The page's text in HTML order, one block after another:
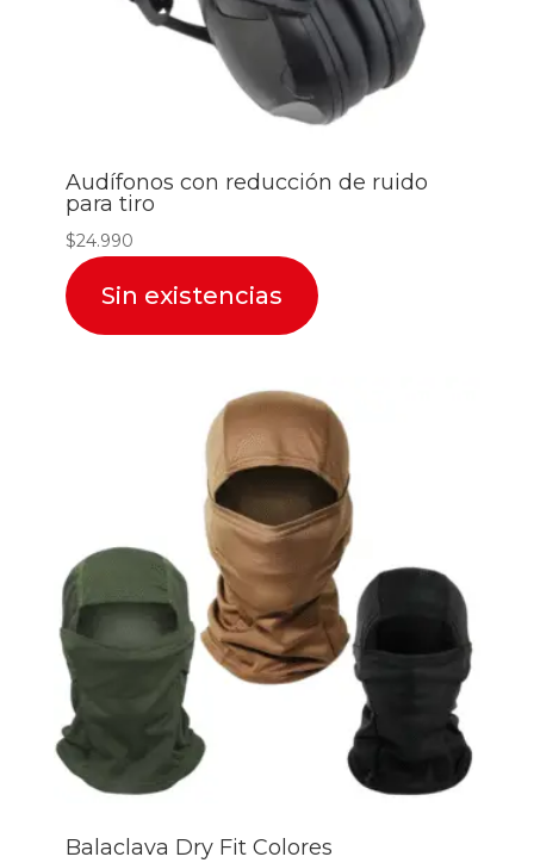
Audífonos con reducción de ruido
para tiro
$24.990
Sin existencias
Balaclava Dry Fit Colores